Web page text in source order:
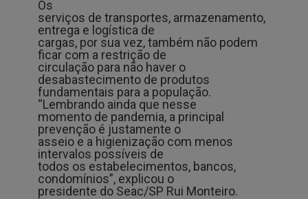
Os
serviços de transportes, armazenamento,
entrega e logística de
cargas, por sua vez, também não podem
ficar com a restrição de
circulação para não haver o
desabastecimento de produtos
fundamentais para a população.
“Lembrando ainda que nesse
momento de pandemia, a principal
prevenção é justamente o
asseio e a higienização com menos
intervalos possíveis de
todos os estabelecimentos, bancos,
condomínios”, explicou o
presidente do Seac/SP Rui Monteiro.